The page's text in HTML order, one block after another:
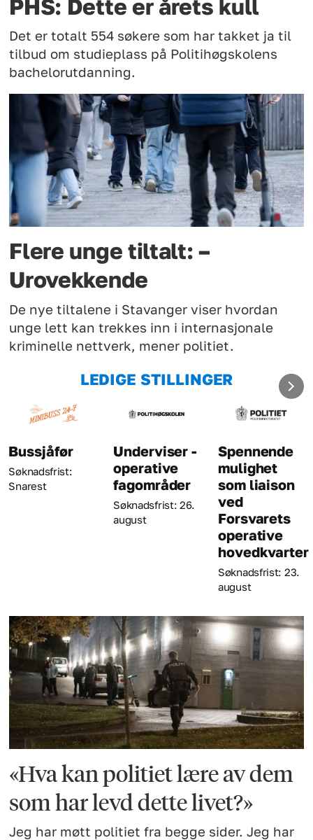
PHS: Dette er årets kull
Det er totalt 554 søkere som har takket ja til
tilbud om studieplass på Politihøgskolens
bachelorutdanning.
Flere unge tiltalt: –
Urovekkende
De nye tiltalene i Stavanger viser hvordan
unge lett kan trekkes inn i internasjonale
kriminelle nettverk, mener politiet.
LEDIGE STILLINGER
Underviser -
operative
fagområder
Spennende
mulighet
som liaison
ved
Forsvarets
Søknadsfrist: 23.
august
«Hva kan politiet lære av dem
som har levd dette livet?»
Jeg har møtt politiet fra begge sider. Jeg har